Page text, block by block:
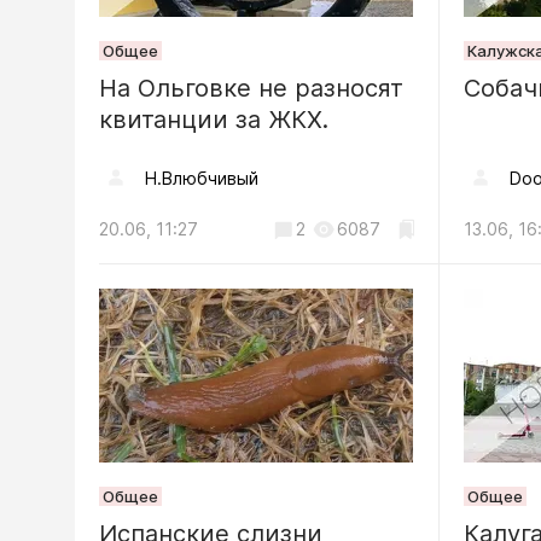
06.08, 14:24
Криминал
попал
07.08, 09:44
с
джиу-
06.08, 13:24
Криминал
Общее
На Ольговке не разносят
квитанции за ЖКХ.
Н.Влюбчивый
20.06, 11:27 2 6087 13.06,
Общее
Испанские слизни
Общее